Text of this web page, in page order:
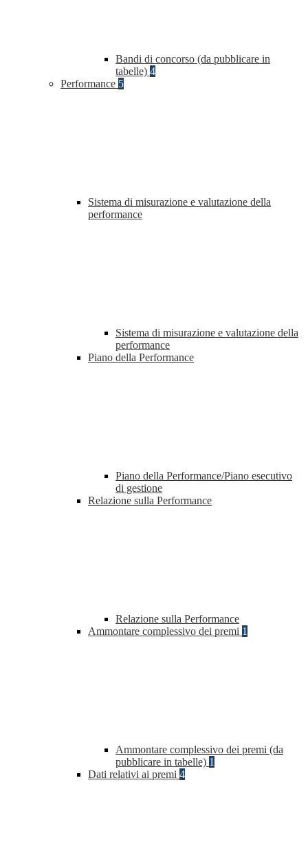
Bandi di concorso (da pubblicare in
tabelle) 4
Performance 5
Sistema di misurazione e valutazione della
performance
Sistema di misurazione e valutazione della
performance
Piano della Performance
Piano della Performance/Piano esecutivo
di gestione
Relazione sulla Performance
Relazione sulla Performance
Ammontare complessivo dei premi 1
Ammontare complessivo dei premi (da
pubblicare in tabelle) 1
Dati relativi ai premi 4